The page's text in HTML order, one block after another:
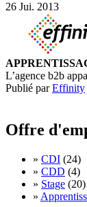
26 Jui. 2013
L’agence b2b
Publié parEffinity
Offre
» CDI (24)
» CDD (4)
» Stage (20)
»